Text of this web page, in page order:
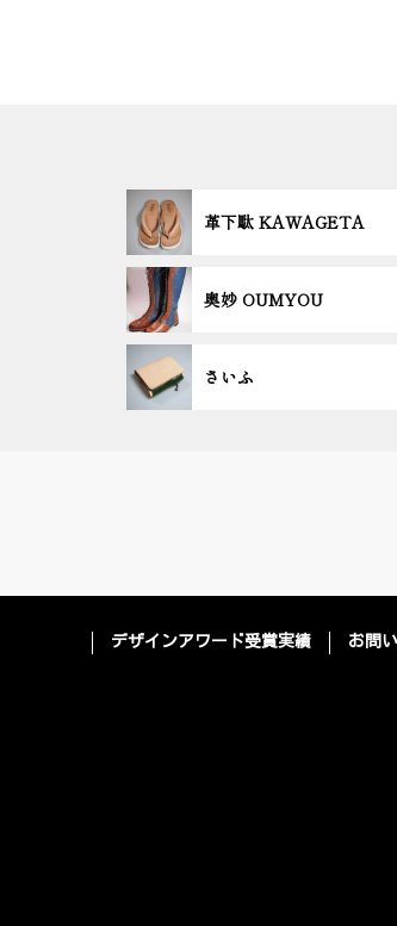
革下駄 KAWAGETA
奥妙 OUMYOU
さいふ
デザインアワード受賞実績 お問